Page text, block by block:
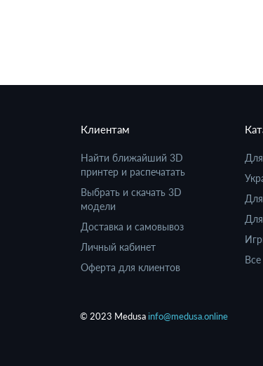
Клиентам
Найти ближайший 3D
принтер и распечатать
Выбрать и скачать 3D
модели
Доставка и самовывоз
Личный кабинет
Оферта для клиентов
Все
© 2023 Medusa info@medusa.online